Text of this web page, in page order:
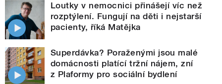
Loutky v nemocnici přinášejí víc než
rozptýlení. Fungují na děti i nejstarší
pacienty, říká Matějka
Superdávka? Poraženými jsou malé
domácnosti platící tržní nájem, zní
z Plaformy pro sociální bydlení